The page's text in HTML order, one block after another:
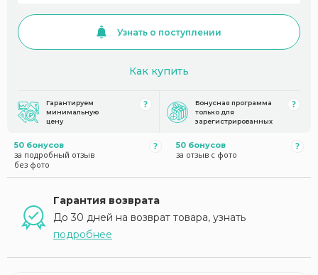
Узнать о поступлении
Как купить
Гарантируем
минимальную
цену
Бонусная программа
только для
зарегистрированных
50 бонусов
за подробный отзыв
без фото
50 бонусов
за отзыв с фото
Гарантия возврата
До 30 дней на возврат товара, узнать
подробнее